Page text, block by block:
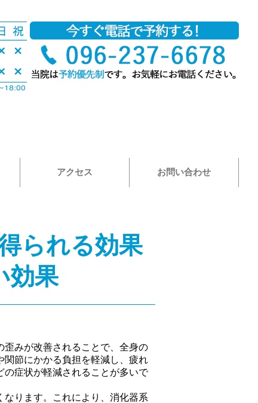
アクセス お問い合わせ
られる効果
効果
みが改善されることで、全身の
節にかかる負担を軽減し、疲れ
症状が軽減されることが多いで
ります。これにより、消化器系